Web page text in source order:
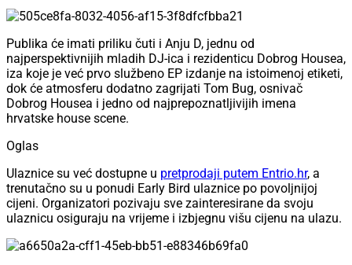
Publika će imati priliku čuti i Anju D, jednu od
najperspektivnijih mladih DJ-ica i rezidenticu Dobrog Housea,
iza koje je već prvo službeno EP izdanje na istoimenoj etiketi,
dok će atmosferu dodatno zagrijati Tom Bug, osnivač
Dobrog Housea i jedno od najprepoznatljivijih imena
hrvatske house scene.
Oglas
Ulaznice su već dostupne u pretprodaji putem Entrio.hr, a
trenutačno su u ponudi Early Bird ulaznice po povoljnijoj
cijeni. Organizatori pozivaju sve zainteresirane da svoju
ulaznicu osiguraju na vrijeme i izbjegnu višu cijenu na ulazu.